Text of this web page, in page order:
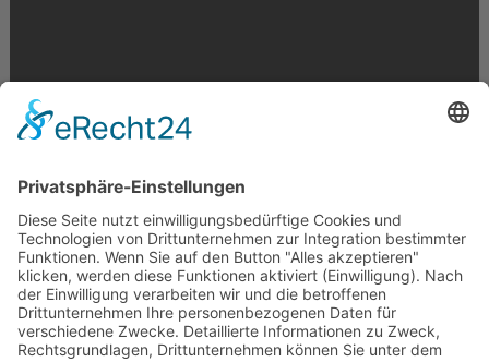
Krahnstr. 17/18 | 49074 Osnabrück